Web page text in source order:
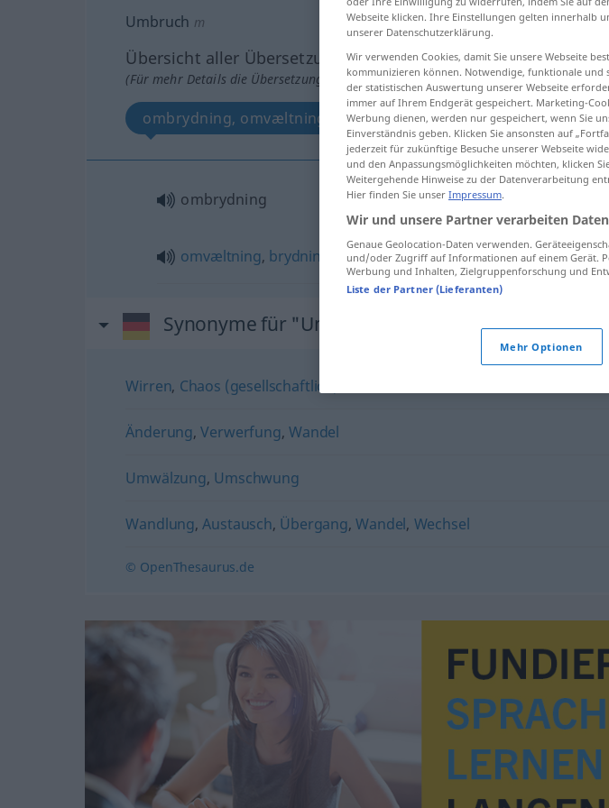
Umbruch m
Übersicht aller Übersetzungen
(Für mehr Details die Übersetzung anklicken/antippen)
ombrydning, omvæltning, brydning, omkalfatring
ombrydning
omvæltning, brydning , omkalfatring Umbruch
Synonyme für "Umbruch"
Wirren, Chaos (gesellschaftlich)
Änderung,Verwerfung,Wandel
Umwälzung, Umschwung
Wandlung,Austausch, Übergang,Wandel, Wechsel
© OpenThesaurus.de
Webseite klicken. Ihre Einstellungen gelten innerhalb
unserer Datenschutzerklärung.
Wir verwenden Cookies, damit Sie unsere Webseite
kommunizieren können. Notwendige, funktionale und
der statistischen Auswertung unserer Webseite
immer auf Ihrem Endgerät gespeichert. Marketing-
Werbung dienen, werden nur gespeichert, wenn Sie
Einverständnis geben. Klicken Sie ansonsten auf
jederzeit für zukünftige Besuche unserer Webseite
und den Anpassungsmöglichkeiten möchten, klicken
Weitergehende Hinweise zu der Datenverarbeitung
Hier finden Sie unser Impressum.
Wir und unsere Partner verarbeiten
Genaue Geolocation-Daten verwenden.
und/oder Zugriff auf Informationen auf einem Gerät.
Werbung und Inhalten, Zielgruppenforschung und
Liste der Partner (Lieferanten)
Mehr Optionen